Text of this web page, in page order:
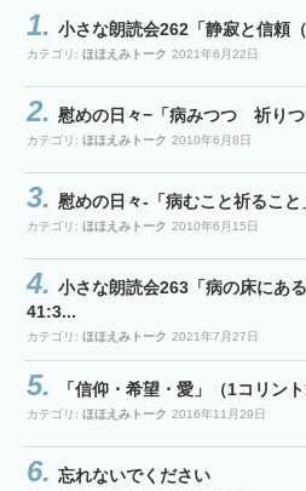
小さな朗読会262「静寂と信頼
カテゴリ: ほほえみトーク 2021年6月22日
慰めの日々−「病みつつ 祈り
カテゴリ: ほほえみトーク 2010年6月8日
慰めの日々-「病むこと祈ること
カテゴリ: ほほえみトーク 2010年6月15日
小さな朗読会263「病の床にあ
41:3...
カテゴリ: ほほえみトーク 2021年7月27日
「信仰・希望・愛」（1コリント
カテゴリ: ほほえみトーク 2016年11月29日
忘れないでください